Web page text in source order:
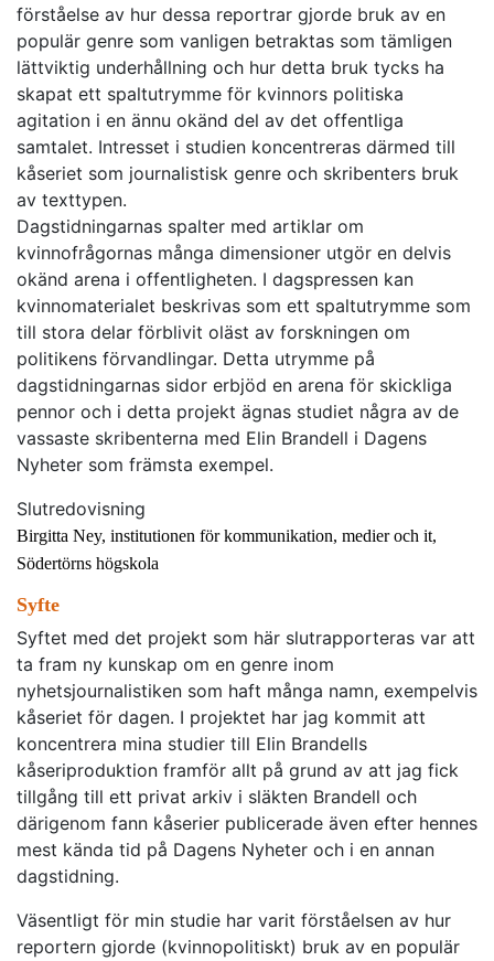
förståelse av hur dessa reportrar gjorde bruk av en
populär genre som vanligen betraktas som tämligen
lättviktig underhållning och hur detta bruk tycks ha
skapat ett spaltutrymme för kvinnors politiska
agitation i en ännu okänd del av det offentliga
samtalet. Intresset i studien koncentreras därmed till
kåseriet som journalistisk genre och skribenters bruk
av texttypen.
Dagstidningarnas spalter med artiklar om
kvinnofrågornas många dimensioner utgör en delvis
okänd arena i offentligheten. I dagspressen kan
kvinnomaterialet beskrivas som ett spaltutrymme som
till stora delar förblivit oläst av forskningen om
politikens förvandlingar. Detta utrymme på
dagstidningarnas sidor erbjöd en arena för skickliga
pennor och i detta projekt ägnas studiet några av de
vassaste skribenterna med Elin Brandell i Dagens
Nyheter som främsta exempel.
Slutredovisning
Birgitta Ney, institutionen för kommunikation, medier och it,
Södertörns högskola
Syfte
Syftet med det projekt som här slutrapporteras var att
ta fram ny kunskap om en genre inom
nyhetsjournalistiken som haft många namn, exempelvis
kåseriet för dagen. I projektet har jag kommit att
koncentrera mina studier till Elin Brandells
kåseriproduktion framför allt på grund av att jag fick
tillgång till ett privat arkiv i släkten Brandell och
därigenom fann kåserier publicerade även efter hennes
mest kända tid på Dagens Nyheter och i en annan
dagstidning.
Väsentligt för min studie har varit förståelsen av hur
reportern gjorde (kvinnopolitiskt) bruk av en populär